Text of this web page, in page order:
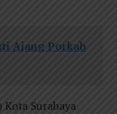
Ajang Porkab
Surabaya